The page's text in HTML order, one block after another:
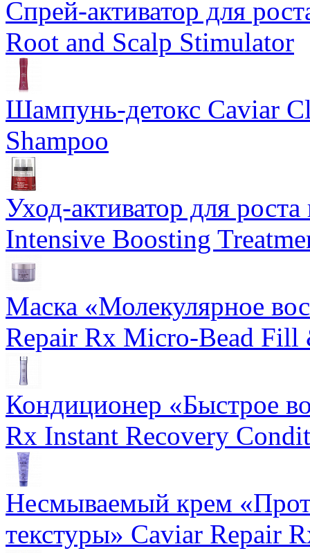
Спрей-активатор для
Root and Scalp Stimulator
Шампунь-детокс Caviar
Shampoo
Уход-активатор для
Intensive Boosting
Маска «Молекулярное
Repair Rx Micro-Bead Fill
Кондиционер «Быстрое
Rx Instant Recovery
Несмываемый крем
текстуры» Caviar Repair